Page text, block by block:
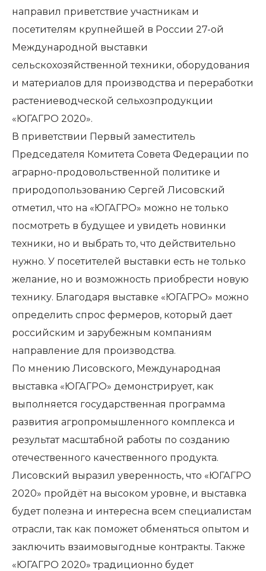
направил приветствие участникам и
посетителям крупнейшей в России 27-ой
Международной выставки
сельскохозяйственной техники, оборудования
и материалов для производства и переработки
растениеводческой сельхозпродукции
«ЮГАГРО 2020».
В приветствии Первый заместитель
Председателя Комитета Совета Федерации по
аграрно-продовольственной политике и
природопользованию Сергей Лисовский
отметил, что на «ЮГАГРО» можно не только
посмотреть в будущее и увидеть новинки
техники, но и выбрать то, что действительно
нужно. У посетителей выставки есть не только
желание, но и возможность приобрести новую
технику. Благодаря выставке «ЮГАГРО» можно
определить спрос фермеров, который дает
российским и зарубежным компаниям
направление для производства.
По мнению Лисовского, Международная
выставка «ЮГАГРО» демонстрирует, как
выполняется государственная программа
развития агропромышленного комплекса и
результат масштабной работы по созданию
отечественного качественного продукта.
Лисовский выразил уверенность, что «ЮГАГРО
2020» пройдёт на высоком уровне, и выставка
будет полезна и интересна всем специалистам
отрасли, так как поможет обменяться опытом и
заключить взаимовыгодные контракты. Также
«ЮГАГРО 2020» традиционно будет